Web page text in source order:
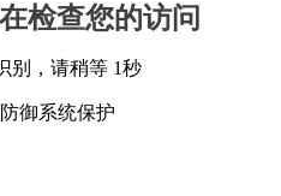
检查您的访问
别，请稍等 1秒
御系统保护